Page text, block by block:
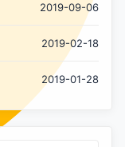
2019-09-06
2019-02-18
2019-01-28